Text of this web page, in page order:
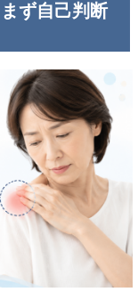
ず自己判断